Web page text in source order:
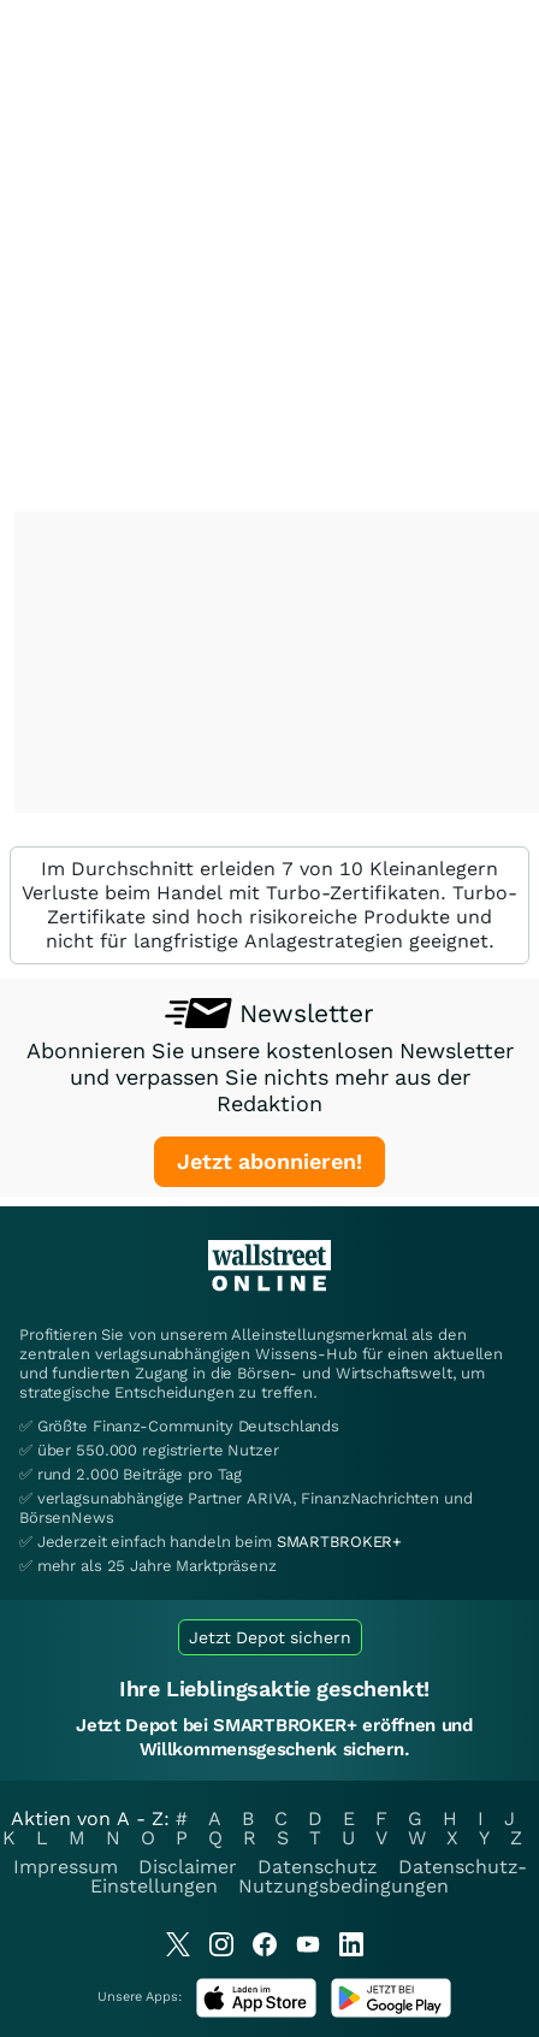
Im Durchschnitt erleiden 7 von 10 Kleinanlegern
Verluste beim Handel mit Turbo-Zertifikaten. Turbo-
Zertifikate sind hoch risikoreiche Produkte und
nicht für langfristige Anlagestrategien geeignet.
Newsletter
Abonnieren Sie unsere kostenlosen Newsletter
und verpassen Sie nichts mehr aus der
Redaktion
Jetzt abonnieren!
Profitieren Sie von unserem Alleinstellungsmerkmal als den
zentralen verlagsunabhängigen Wissens-Hub für einen aktuellen
und fundierten Zugang in die Börsen- und Wirtschaftswelt, um
strategische Entscheidungen zu treffen.
✅ Größte Finanz-Community Deutschlands
✅ über 550.000 registrierte Nutzer
✅ rund 2.000 Beiträge pro Tag
✅ verlagsunabhängige Partner ARIVA, FinanzNachrichten und
BörsenNews
✅ Jederzeit einfach handeln beim SMARTBROKER+
✅ mehr als 25 Jahre Marktpräsenz
Jetzt Depot sichern
Ihre Lieblingsaktie geschenkt!
Jetzt Depot bei SMARTBROKER+ eröffnen und
Willkommensgeschenk sichern.
Aktien von A - Z: # A B C D E F G H I
J
K
L M N O P Q R S T U V W X Y
Z
Impressum
Disclaimer Datenschutz
Datenschutz-
Einstellungen
Nutzungsbedingungen
Unsere Apps: